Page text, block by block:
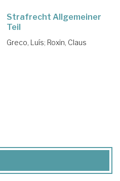
Strafrecht Allgemeiner
Teil
Greco, Luís; Roxin, Claus